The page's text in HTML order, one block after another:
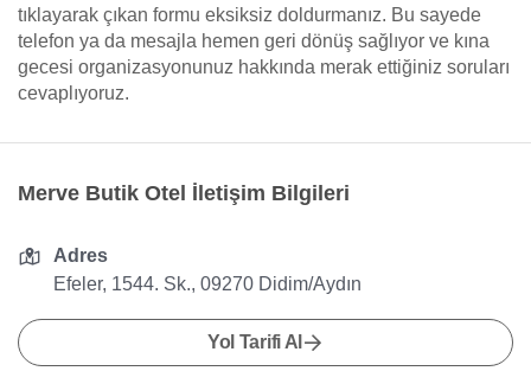
tıklayarak çıkan formu eksiksiz doldurmanız. Bu sayede
telefon ya da mesajla hemen geri dönüş sağlıyor ve kına
gecesi organizasyonunuz hakkında merak ettiğiniz soruları
cevaplıyoruz.
Merve Butik Otel İletişim Bilgileri
Adres
Efeler, 1544. Sk., 09270 Didim/Aydın
Yol Tarifi Al